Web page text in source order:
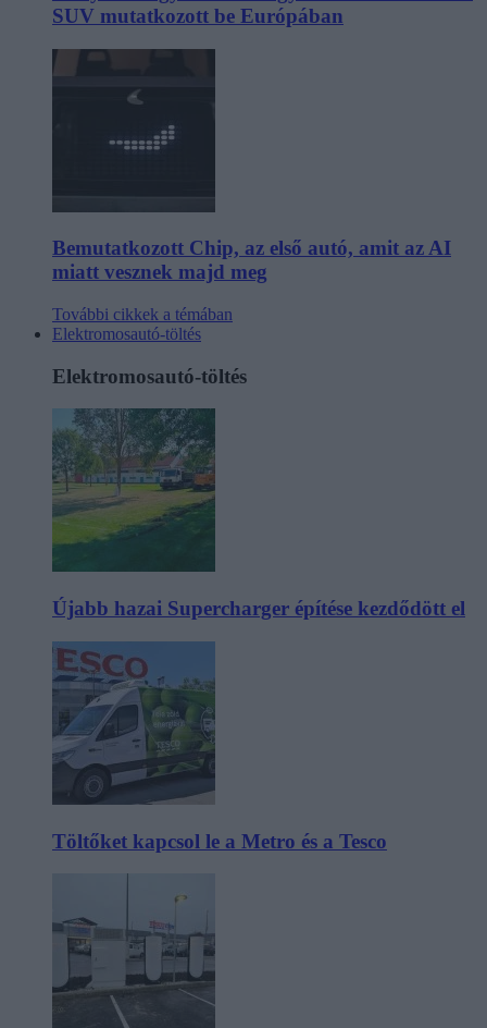
SUV mutatkozott be Európában
Bemutatkozott Chip, az első autó, amit az AI
miatt vesznek majd meg
További cikkek a témában
Elektromosautó-töltés
Elektromosautó-töltés
Újabb hazai Supercharger építése kezdődött el
Töltőket kapcsol le a Metro és a Tesco